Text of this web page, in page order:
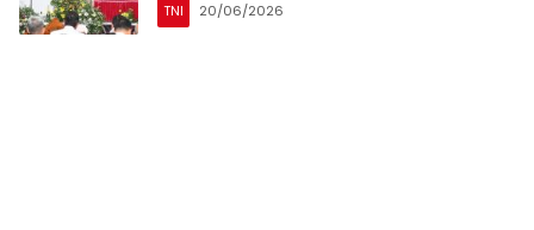
TNI 20/06/2026